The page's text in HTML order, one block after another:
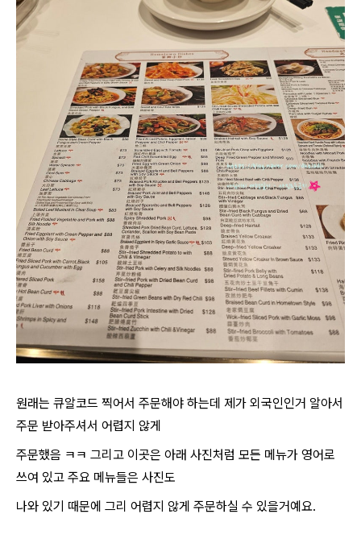
원래는 큐알코드 찍어서 주문해야 하는데 제가 외국인인거 알아서
주문 받아주셔서 어렵지 않게
주문했음 ㅋㅋ 그리고 이곳은 아래 사진처럼 모든 메뉴가 영어로
쓰여 있고 주요 메뉴들은 사진도
나와 있기 때문에 그리 어렵지 않게 주문하실 수 있을거예요.